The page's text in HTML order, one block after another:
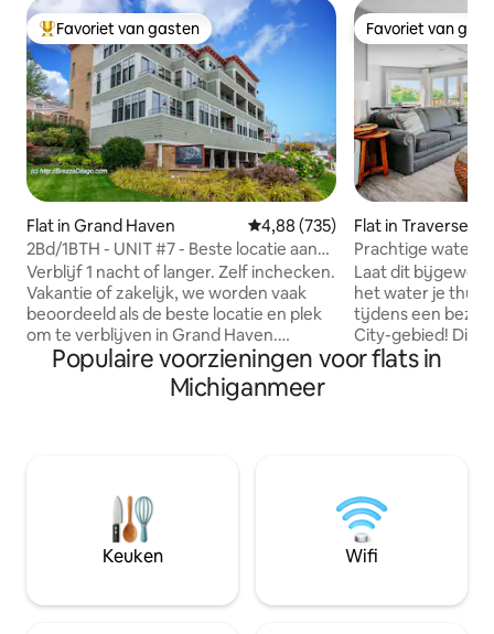
Topfavoriet van gasten
Favoriet van gasten
Flat in Grand Haven Gemiddelde beoordeling van
4,88 (735)
2Bd/1BTH - UNIT #7 - Beste locatie aan
het water
Verblijf 1 nacht of langer. Zelf inchecken.
Vakantie of zakelijk, we worden vaak
beoordeeld als de beste locatie en plek
om te verblijven in Grand Haven.
Gasten kunnen 24 uur per dag, 7 dagen
per week en 7 dagen per week
inchecken met parkeergelegenheid.
Volledige keuken. Gratis WiFi, Amazon
Prime Video 's en muziek, Netflix met tv'
s in elke kamer. Hoofdslaapkamer
Kussen Top Verstelbaar Kingsize bed
Favoriet van
Favoriet van
Flat in Traverse
Prachtige
Condo met
Laat dit
het water je thuis
tijdens een
City-gebied! Dit
East Bay met vrij
perfect om elke
en te genieten
uitzicht op het
wandelen?
Populaire voorzieningen voor flats in
Michiganmeer
Keuken Wifi